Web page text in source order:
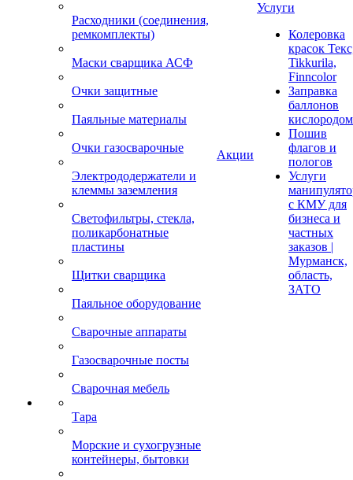
Расходники (соединения,
ремкомплекты)
Маски сварщика АСФ
Очки защитные
Паяльные материалы
Очки газосварочные
Электрододержатели и
клеммы заземления
Светофильтры, стекла,
поликарбонатные
пластины
Щитки сварщика
Паяльное оборудование
Сварочные аппараты
Газосварочные посты
Сварочная мебель
Тара
Морские и сухогрузные
контейнеры, бытовки
Акции
Услуги
Колеровка
красок
Tikkurila,
Finncolor
Заправка
баллонов
кислородом
Пошив
флагов и
пологов
Услуги
с КМУ для
бизнеса и
частных
заказов |
Мурманск,
область,
ЗАТО